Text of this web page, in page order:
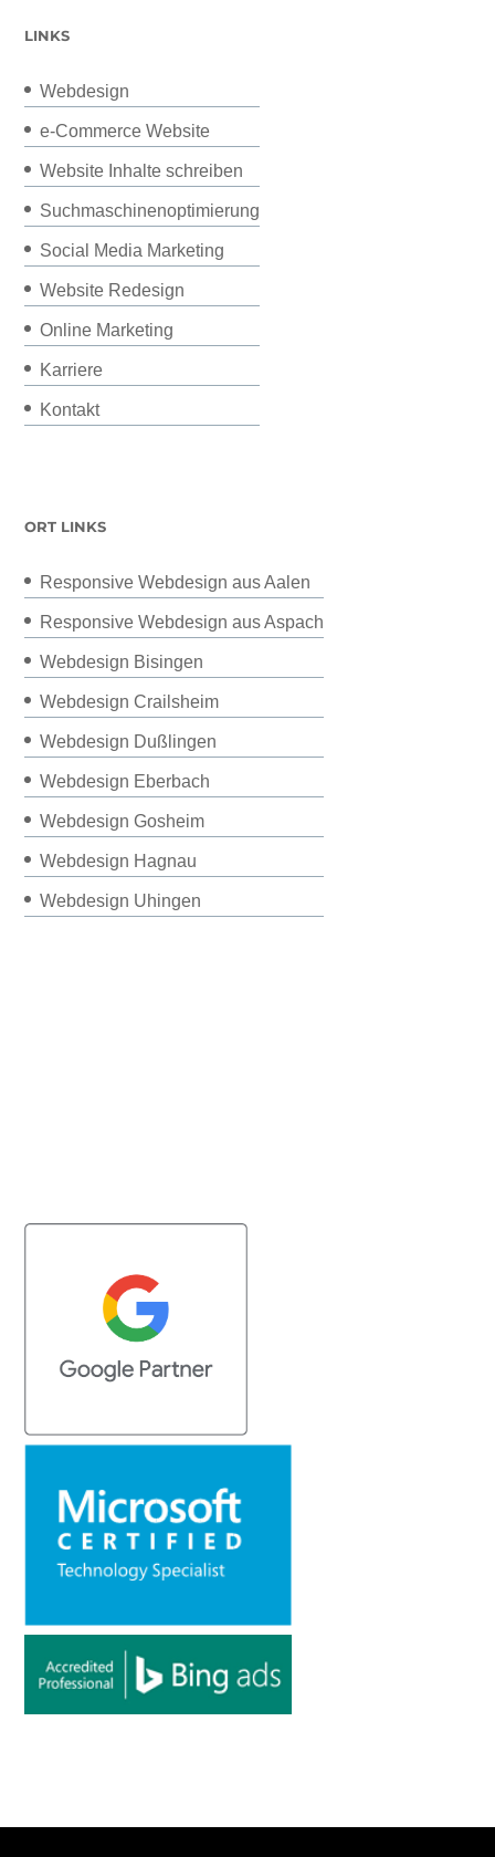
LINKS
Webdesign
e-Commerce Website
Website Inhalte schreiben
Suchmaschinenoptimierung
Social Media Marketing
Website Redesign
Online Marketing
Karriere
Kontakt
ORT LINKS
Responsive Webdesign aus Aalen
Responsive Webdesign aus Aspach
Webdesign Bisingen
Webdesign Crailsheim
Webdesign Dußlingen
Webdesign Eberbach
Webdesign Gosheim
Webdesign Hagnau
Webdesign Uhingen